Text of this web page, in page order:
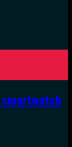
smartwatch